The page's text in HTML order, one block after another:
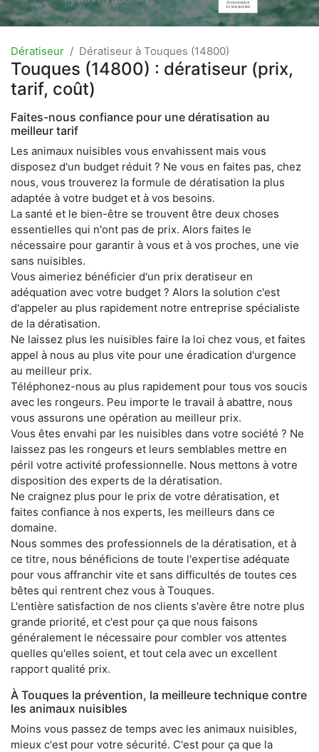
Dératiseur Dératiseur à Touques (14800)
Touques (14800) : dératiseur (prix,
tarif, coût)
Faites-nous confiance pour une dératisation au
meilleur tarif
Les animaux nuisibles vous envahissent mais vous
disposez d'un budget réduit ? Ne vous en faites pas, chez
nous, vous trouverez la formule de dératisation la plus
adaptée à votre budget et à vos besoins.
La santé et le bien-être se trouvent être deux choses
essentielles qui n'ont pas de prix. Alors faites le
nécessaire pour garantir à vous et à vos proches, une vie
sans nuisibles.
Vous aimeriez bénéficier d'un prix deratiseur en
adéquation avec votre budget ? Alors la solution c'est
d'appeler au plus rapidement notre entreprise spécialiste
de la dératisation.
Ne laissez plus les nuisibles faire la loi chez vous, et faites
appel à nous au plus vite pour une éradication d'urgence
au meilleur prix.
Téléphonez-nous au plus rapidement pour tous vos soucis
avec les rongeurs. Peu importe le travail à abattre, nous
vous assurons une opération au meilleur prix.
Vous êtes envahi par les nuisibles dans votre société ? Ne
laissez pas les rongeurs et leurs semblables mettre en
péril votre activité professionnelle. Nous mettons à votre
disposition des experts de la dératisation.
Ne craignez plus pour le prix de votre dératisation, et
faites confiance à nos experts, les meilleurs dans ce
domaine.
Nous sommes des professionnels de la dératisation, et à
ce titre, nous bénéficions de toute l'expertise adéquate
pour vous affranchir vite et sans difficultés de toutes ces
bêtes qui rentrent chez vous à Touques.
L'entière satisfaction de nos clients s'avère être notre plus
grande priorité, et c'est pour ça que nous faisons
généralement le nécessaire pour combler vos attentes
quelles qu'elles soient, et tout cela avec un excellent
rapport qualité prix.
À Touques la prévention, la meilleure technique contre
les animaux nuisibles
Moins vous passez de temps avec les animaux nuisibles,
mieux c'est pour votre sécurité. C'est pour ça que la